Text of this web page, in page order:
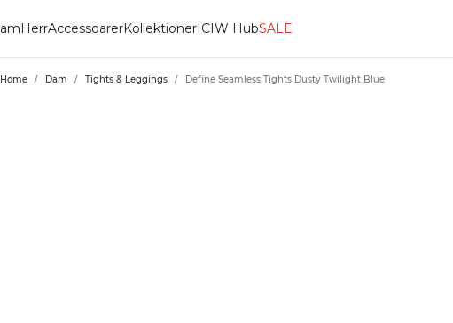
HerrAccessoarerKollektionerICIW HubSALE
Home / Dam / Tights & Leggings / Define Seamless Tights Dusty Twilight Blue